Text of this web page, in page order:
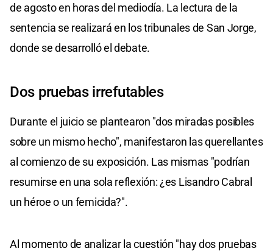
de agosto en horas del mediodía. La lectura de la
sentencia se realizará en los tribunales de San Jorge,
donde se desarrolló el debate.
Dos pruebas irrefutables
Durante el juicio se plantearon "dos miradas posibles
sobre un mismo hecho", manifestaron las querellantes
al comienzo de su exposición. Las mismas "podrían
resumirse en una sola reflexión: ¿es Lisandro Cabral
un héroe o un femicida?".
Al momento de analizar la cuestión "hay dos pruebas